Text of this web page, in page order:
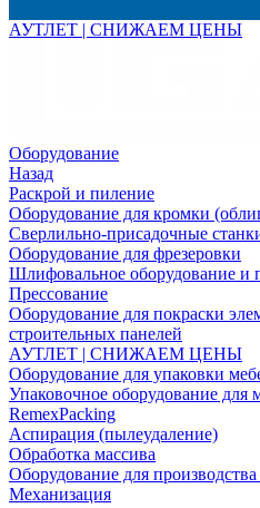
АУТЛЕТ | СНИЖАЕМ ЦЕНЫ
Оборудование
Назад
Раскрой и пиление
Оборудование для кромки
Сверлильно-присадочные
Оборудование для фрезеровки
Шлифовальное оборудование и
Прессование
Оборудование для покраски
строительных панелей
АУТЛЕТ | СНИЖАЕМ ЦЕНЫ
Оборудование для упаковки
Упаковочное оборудование для
RemexPacking
Аспирация (пылеудаление)
Обработка массива
Оборудование для
Механизация